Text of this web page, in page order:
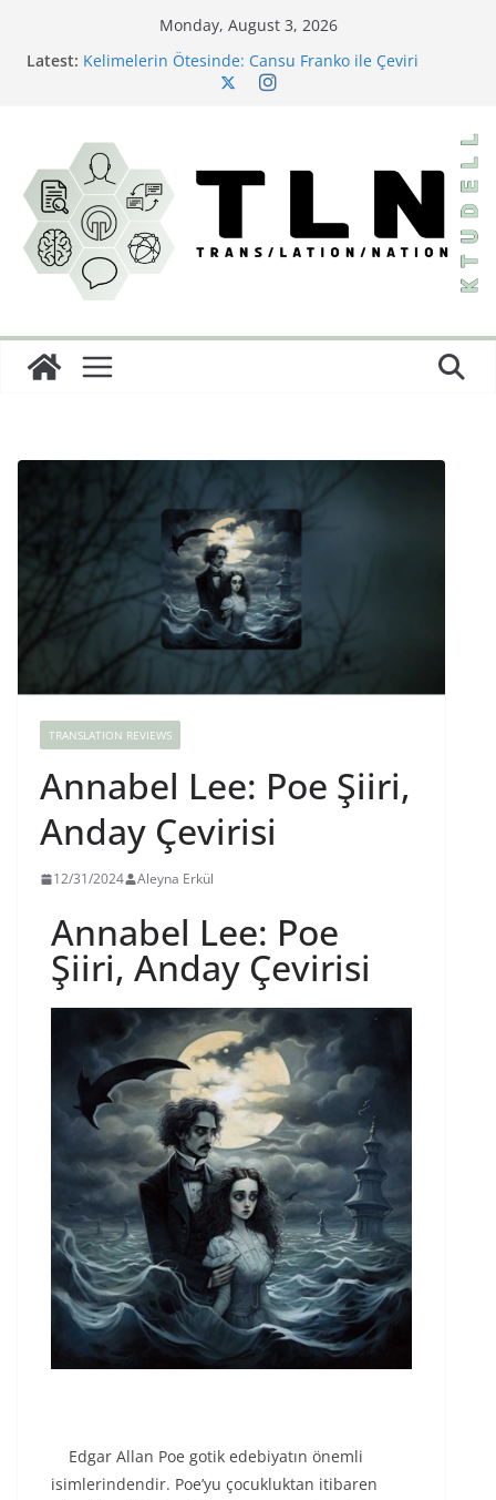
Monday, August 3, 2026
Latest: Kelimelerin Ötesinde: Cansu Franko ile Çeviri
Behind a Mask; or, A Woman’s Power ve Türkçeye İlk
Yolculuğu
Çeviride Görünmez Olan: İdeoloji
Diller Arası Bir Kâbus: Burton Karakterlerine İsim
Koyma Sanatı
TRANSLATION REVIEWS
Annabel Lee: Poe Şiiri,
Anday Çevirisi
12/31/2024 Aleyna Erkül
Annabel Lee: Poe
Şiiri, Anday Çevirisi
Edgar Allan Poe gotik edebiyatın önemli
isimlerindendir. Poe’yu çocukluktan itibaren